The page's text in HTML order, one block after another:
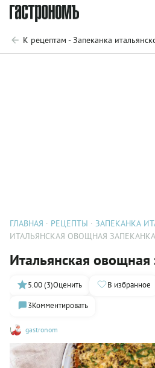
К рецептам - Запеканка
ГЛАВНАЯ РЕЦЕПТЫ
ЗАПЕКАНКА
ИТАЛЬЯНСКАЯ ОВОЩНАЯ ЗАПЕКАНКА
Итальянская овощная
gastronom
5.00 (3)Оценить В избранное
3Комментировать